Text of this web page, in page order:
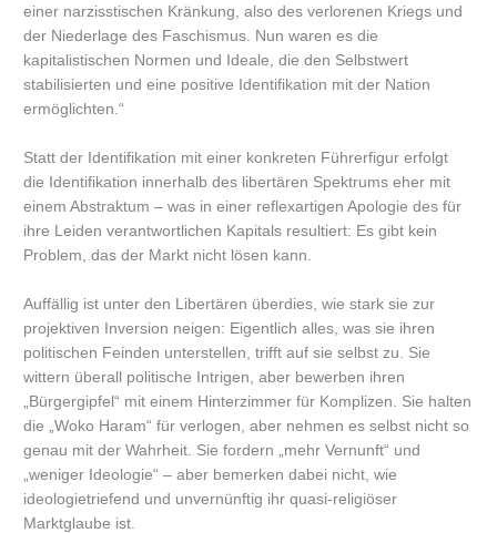
einer narzisstischen Kränkung, also des verlorenen Kriegs und
der Niederlage des Faschismus. Nun waren es die
kapitalistischen Normen und Ideale, die den Selbstwert
stabilisierten und eine positive Identifikation mit der Nation
ermöglichten.“
Statt der Identifikation mit einer konkreten Führerfigur erfolgt
die Identifikation innerhalb des libertären Spektrums eher mit
einem Abstraktum – was in einer reflexartigen Apologie des für
ihre Leiden verantwortlichen Kapitals resultiert: Es gibt kein
Problem, das der Markt nicht lösen kann.
Auffällig ist unter den Libertären überdies, wie stark sie zur
projektiven Inversion neigen: Eigentlich alles, was sie ihren
politischen Feinden unterstellen, trifft auf sie selbst zu. Sie
wittern überall politische Intrigen, aber bewerben ihren
„Bürgergipfel“ mit einem Hinterzimmer für Komplizen. Sie halten
die „Woko Haram“ für verlogen, aber nehmen es selbst nicht so
genau mit der Wahrheit. Sie fordern „mehr Vernunft“ und
„weniger Ideologie“ – aber bemerken dabei nicht, wie
ideologietriefend und unvernünftig ihr quasi-religiöser
Marktglaube ist.